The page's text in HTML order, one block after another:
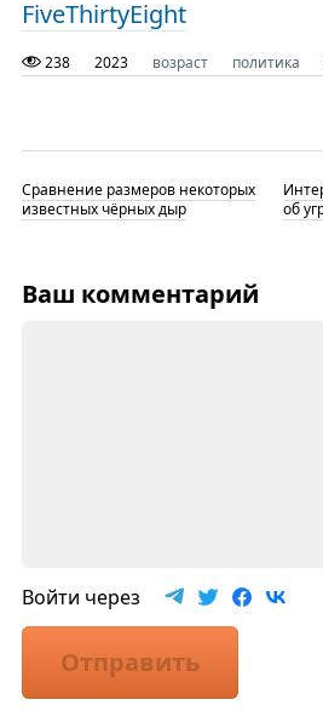
FiveThirtyEight
238 2023 возраст политика
Сравнение размеров некоторых
известных чёрных дыр
об
Ваш комментарий
Войти через
Отправить